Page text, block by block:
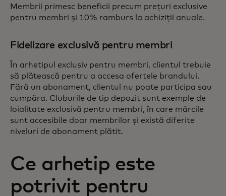
Membrii primesc beneficii precum prețuri exclusive
pentru membri și 10% ramburs la achiziții anuale.
Fidelizare exclusivă pentru membri
În arhetipul exclusiv pentru membri, clientul trebuie
să plătească pentru a accesa ofertele brandului.
Fără un abonament, clientul nu poate participa sau
cumpăra. Cluburile de tip depozit sunt exemple de
loialitate exclusivă pentru membri, în care mărcile
sunt accesibile doar membrilor și există diferite
niveluri de abonament plătit.
Ce arhetip este
potrivit pentru